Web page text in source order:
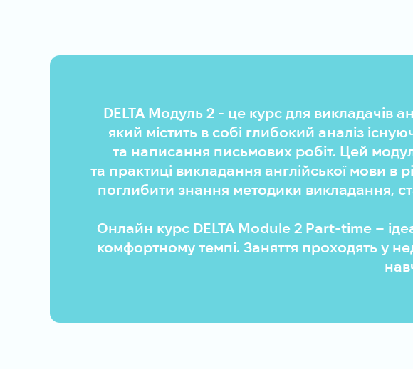
DELTA Модуль 2 - це курс для викладачів
який містить в собі глибокий аналіз
та написання письмових робіт. Цей
та практиці викладання англійської мови в
поглибити знання методики викладання,
Онлайн курс DELTA Module 2 Part-time –
комфортному темпі. Заняття проходять у